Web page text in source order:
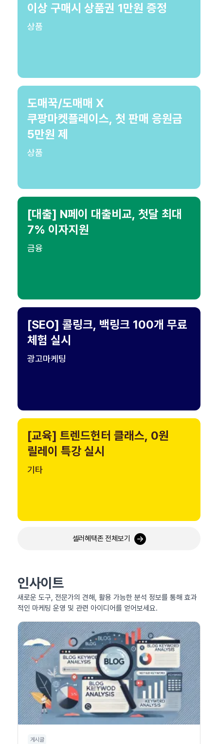
이상 구매시 상품권 1만원 증정
상품
도매꾹/도매매 X
쿠팡마켓플레이스, 첫 판매 응원금
5만원 제
상품
[대출] N페이 대출비교, 첫달 최대
7% 이자지원
금융
[SEO] 콜링크, 백링크 100개 무료
체험 실시
광고마케팅
[교육] 트렌드헌터 클래스, 0원
릴레이 특강 실시
기타
셀러혜택존 전체보기
인사이트
새로운 도구, 전문가의 견해, 활용 가능한 분석 정보를 통해 효과
적인 마케팅 운영 및 관련 아이디어를 얻어보세요.
게시글